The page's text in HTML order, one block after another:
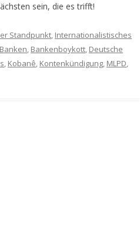
sein, die es trifft!
Standpunkt, Internationalistisches
Banken, Bankenboykott, Deutsche
, Kobanê, Kontenkündigung, MLPD,